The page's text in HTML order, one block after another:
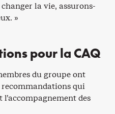
la vie, assurons-
»
pour la CAQ
du groupe ont
recommandations qui
des